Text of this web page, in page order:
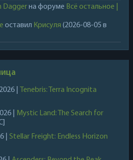
Daggerна форуме Всё остальное |
оставил Крисуля (2026-08-05 в
|
Tenebris: Terra Incognita
|
Mystic Land: The Search for
| Stellar Freight: Endless Horizon